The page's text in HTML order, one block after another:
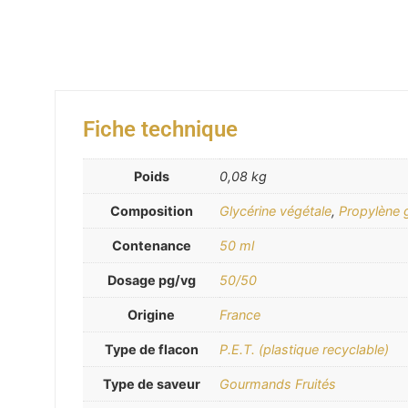
Fiche technique
Poids 0,08 kg
Composition Glycérine végétale, Propylène
Contenance 50 ml
Dosage pg/vg 50/50
Origine France
Type de flacon P.E.T. (plastique recyclable)
Type de saveur Gourmands Fruités